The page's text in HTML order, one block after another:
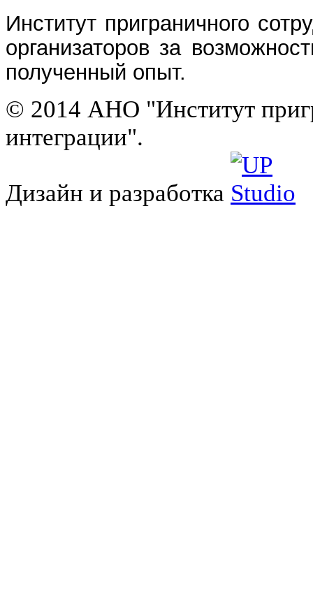
Институт приграничного
организаторов за
полученный опыт.
© 2014 АНО "Институт
интеграции".
Дизайн и разработка